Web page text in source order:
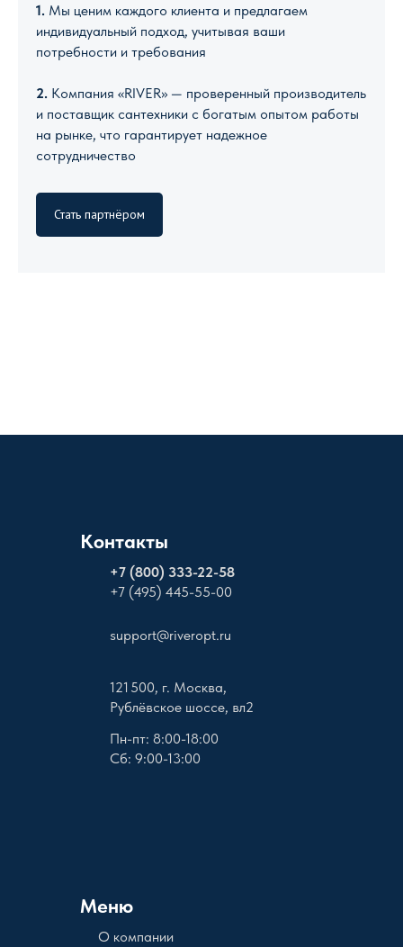
1. Мы ценим каждого клиента и предлагаем
индивидуальный подход, учитывая ваши
потребности и требования
2. Компания «RIVER» — проверенный производитель
и поставщик сантехники с богатым опытом работы
на рынке, что гарантирует надежное
сотрудничество
Стать партнёром
Контакты
+7 (800) 333-22-58
+7 (495) 445-55-00
support@riveropt.ru
Меню
121 500, г. Москва,
Рублёвское шоссе, вл2
О компании
Пн-пт: 8:00-18:00
Сб: 9:00-13:00